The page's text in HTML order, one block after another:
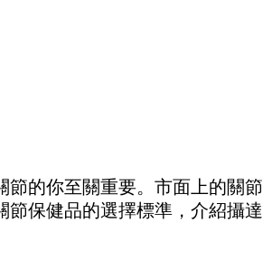
的你至關重要。市面上的關節
保健品的選擇標準，介紹攝達